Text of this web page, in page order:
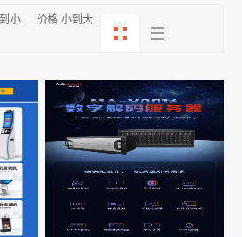
小 价格 小到大